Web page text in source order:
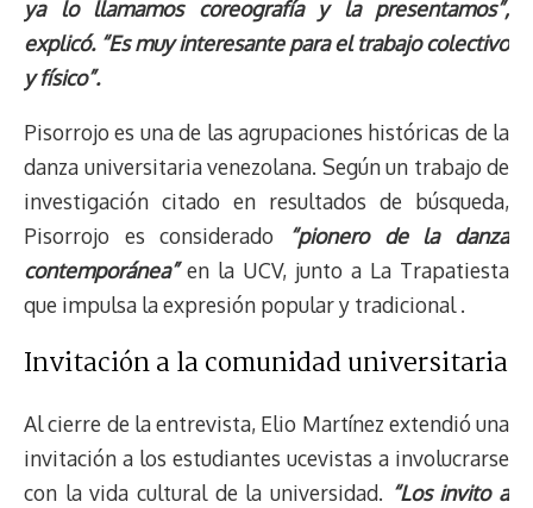
ya lo llamamos coreografía y la presentamos”,
explicó. “Es muy interesante para el trabajo colectivo
y físico”.
Pisorrojo es una de las agrupaciones históricas de la
danza universitaria venezolana. Según un trabajo de
investigación citado en resultados de búsqueda,
Pisorrojo es considerado
“pionero de la danza
contemporánea”en la UCV, junto a La Trapatiesta
que impulsa la expresión popular y tradicional .
Invitación a la comunidad universitaria
Al cierre de la entrevista, Elio Martínez extendió una
invitación a los estudiantes ucevistas a involucrarse
con la vida cultural de la universidad. “Los invito a